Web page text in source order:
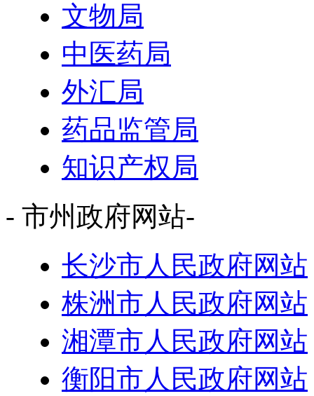
文物局
中医药局
外汇局
药品监管局
知识产权局
- 市州政府网站-
长沙市人民政府网站
株洲市人民政府网站
湘潭市人民政府网站
衡阳市人民政府网站